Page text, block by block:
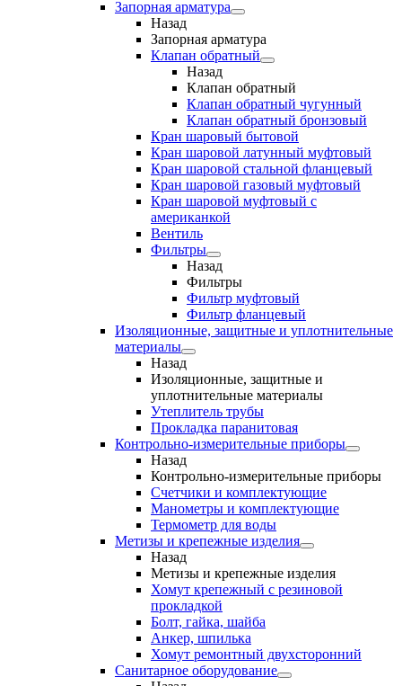
Запорная арматура
Назад
Запорная арматура
Клапан обратный
Назад
Клапан обратный
Клапан обратный чугунный
Клапан обратный бронзовый
Кран шаровый бытовой
Кран шаровой латунный муфтовый
Кран шаровой стальной фланцевый
Кран шаровой газовый муфтовый
Кран шаровой муфтовый с
американкой
Вентиль
Фильтры
Назад
Фильтры
Фильтр муфтовый
Фильтр фланцевый
Изоляционные, защитные и уплотнительные
материалы
Назад
Изоляционные, защитные и
уплотнительные материалы
Утеплитель трубы
Прокладка паранитовая
Контрольно-измерительные приборы
Назад
Контрольно-измерительные приборы
Счетчики и комплектующие
Манометры и комплектующие
Термометр для воды
Метизы и крепежные изделия
Назад
Метизы и крепежные изделия
Хомут крепежный с резиновой
прокладкой
Болт, гайка, шайба
Анкер, шпилька
Хомут ремонтный двухсторонний
Санитарное оборудование